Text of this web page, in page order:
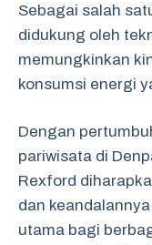
Sebagai salah
didukung oleh
memungkinkan
konsumsi energi
Dengan
pariwisata di
Rexford
dan
utama bagi